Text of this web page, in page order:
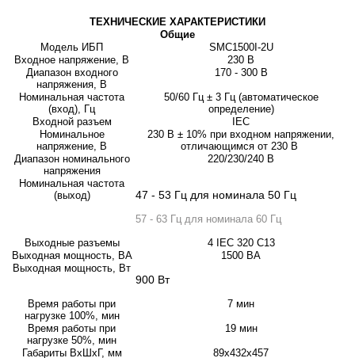
ТЕХНИЧЕСКИЕ ХАРАКТЕРИСТИКИ
Общие
Модель ИБП
SMC1500I-2U
Входное напряжение, В
230 В
Диапазон входного
напряжения, В
170 - 300 В
Номинальная частота
(вход), Гц
50/60 Гц ± 3 Гц (автоматическое
определение)
Входной разъем
IEC
Номинальное
напряжение, В
230 В ± 10% при входном напряжении,
отличающимся от 230 В
Диапазон номинального
напряжения
220/230/240 В
Номинальная частота
(выход)
47 - 53 Гц для номинала 50 Гц
57 - 63 Гц для номинала 60 Гц
Выходные разъемы
4 IEC 320 C13
Выходная мощность, ВА
1500 ВА
Выходная мощность, Вт
900 Вт
Время работы при
нагрузке 100%, мин
7 мин
Время работы при
нагрузке 50%, мин
19 мин
Габариты ВхШхГ, мм 89х432х457